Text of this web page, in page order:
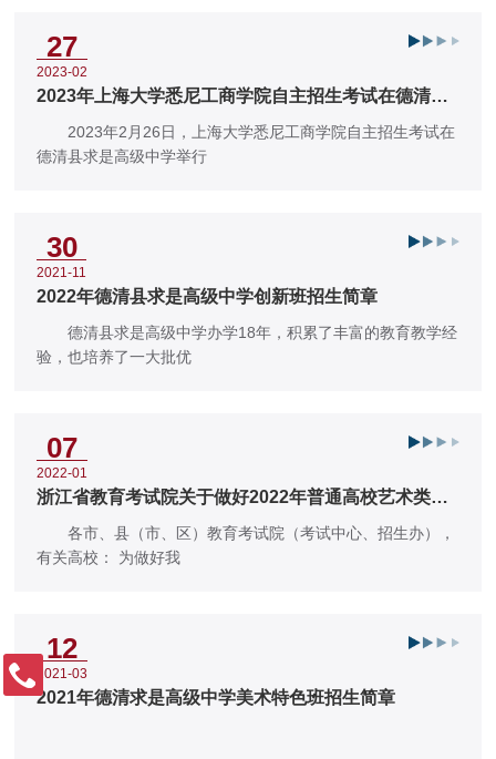
27
2023-02
2023年上海大学悉尼工商学院自主招生考试在德清县
2023年2月26日，上海大学悉尼工商学院自主招生考试在
德清县求是高级中学举行
30
2021-11
2022年德清县求是高级中学创新班招生简章
德清县求是高级中学办学18年，积累了丰富的教育教学经
验，也培养了一大批优
07
2022-01
浙江省教育考试院关于做好2022年普通高校艺术类专
业招生工作的通知
各市、县（市、区）教育考试院（考试中心、招生办），
有关高校： 为做好我
12
2021-03
2021年德清求是高级中学美术特色班招生简章